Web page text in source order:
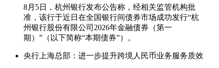
8月5日，杭州银行发布公告称，经相关监管机构批
准，该行于近日在全国银行间债券市场成功发行“杭
州银行股份有限公司2026年金融债券（第一
期）”（以下简称“本期债券”）。
央行上海总部：进一步提升跨境人民币业务服务质效